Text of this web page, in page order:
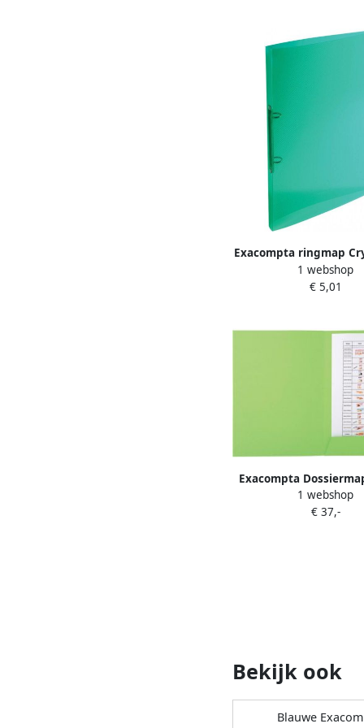
Exacompta ringmap
2 ringen van 1 5
1 webshop
€ 5,01
Exacompta
A4 2 kleppen
1 webshop
€ 37,-
Bekijk ook
Blauwe